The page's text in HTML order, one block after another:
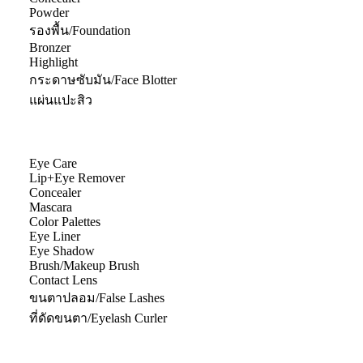
Powder
รองพื้น/Foundation
Bronzer
Highlight
กระดาษซับมัน/Face Blotter
แผ่นแปะสิว
Eye Care
Lip+Eye Remover
Concealer
Mascara
Color Palettes
Eye Liner
Eye Shadow
Brush/Makeup Brush
Contact Lens
ขนตาปลอม/False Lashes
ที่ดัดขนตา/Eyelash Curler